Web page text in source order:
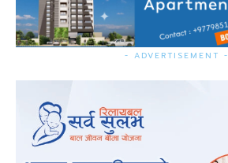
- ADVERTISEMENT -